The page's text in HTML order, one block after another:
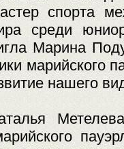
спорта
среди
Марина
марийского
нашего